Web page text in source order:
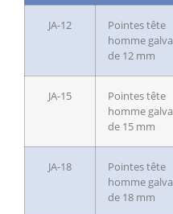
JA-12
Pointes tête
homme galva
de 12 mm
JA-15
Pointes tête
homme galva
de 15 mm
JA-18
Pointes tête
homme galva
de 18 mm